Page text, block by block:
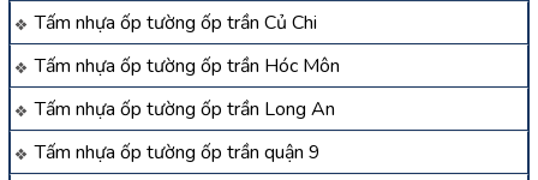
Tấm nhựa ốp tường ốp trần Củ Chi
Tấm nhựa ốp tường ốp trần Hóc Môn
Tấm nhựa ốp tường ốp trần Long An
Tấm nhựa ốp tường ốp trần quận 9